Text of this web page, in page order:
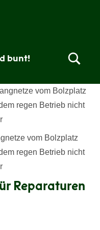
bunt!
vom Bolzplatz
regen Betrieb nicht
Reparaturen